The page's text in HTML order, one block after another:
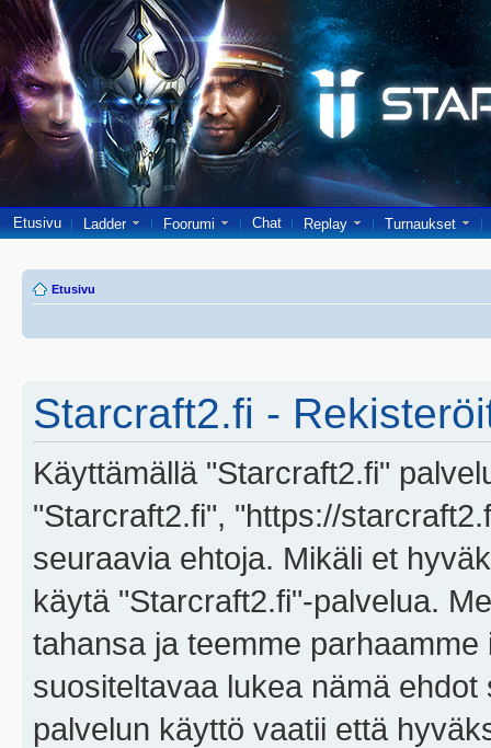
Etusivu Ladder Foorumi Chat Replay Turnaukset
Etusivu
Starcraft2.fi -
Käyttämällä "Starcraft2.fi"
"Starcraft2.fi", "https://
seuraavia ehtoja. Mikäli et
käytä "Starcraft2.fi"-palvelua.
tahansa ja teemme
suositeltavaa lukea nämä
palvelun käyttö vaatii että